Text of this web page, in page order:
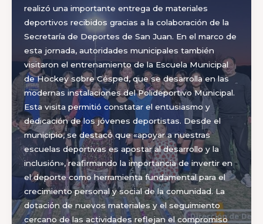
realizó una importante entrega de materiales
deportivos recibidos gracias a la colaboración de la
Secretaría de Deportes de San Juan. En el marco de
esta jornada, autoridades municipales también
visitaron el entrenamiento de la Escuela Municipal
de Hockey sobre Césped, que se desarrolla en las
modernas instalaciones del Polideportivo Municipal.
Esta visita permitió constatar el entusiasmo y
dedicación de los jóvenes deportistas. Desde el
municipio, se destacó que «apoyar a nuestras
escuelas deportivas es apostar al desarrollo y la
inclusión», reafirmando la importancia de invertir en
el deporte como herramienta fundamental para el
crecimiento personal y social de la comunidad. La
dotación de nuevos materiales y el seguimiento
cercano de las actividades reflejan el compromiso